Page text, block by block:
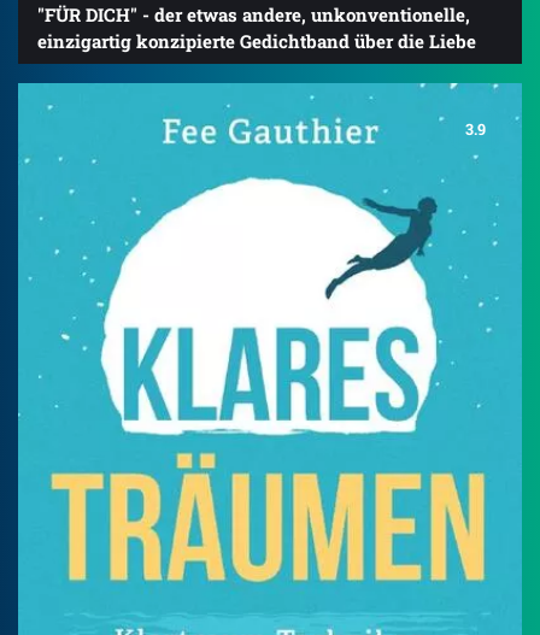
"FÜR DICH" - der etwas andere, unkonventionelle,
einzigartig konzipierte Gedichtband über die Liebe
3.9